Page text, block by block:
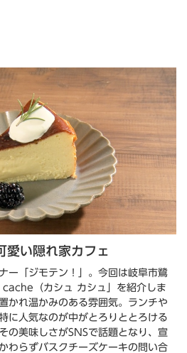
愛い隠れ家カフェ
ー「ジモテン！」。今回は岐阜市鷺
（カシュ カシュ」を紹介しま
かれ温かみのある雰囲気。ランチや
に人気なのが中がとろりととろける
の美味しさがSNSで話題となり、宣
わらずバスクチーズケーキの問い合